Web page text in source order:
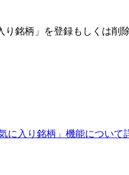
り銘柄」を登録もしくは削
気に入り銘柄」機能について